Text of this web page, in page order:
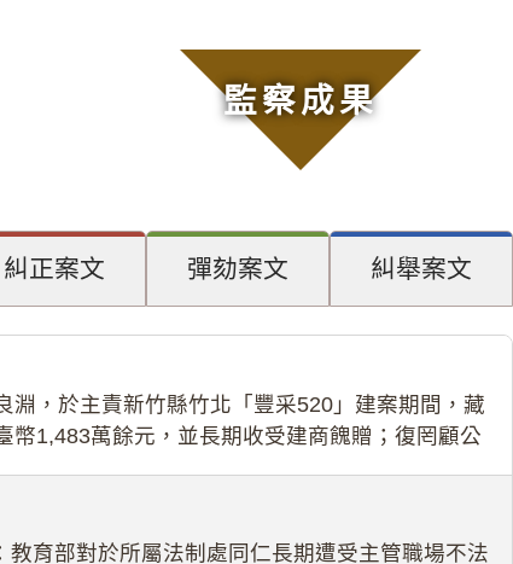
監察成果
糾正案文 彈劾案文 糾舉案文
淵，於主責新竹縣竹北「豐采520」建案期間，藏
幣1,483萬餘元，並長期收受建商餽贈；復罔顧公
教育部對於所屬法制處同仁長期遭受主管職場不法